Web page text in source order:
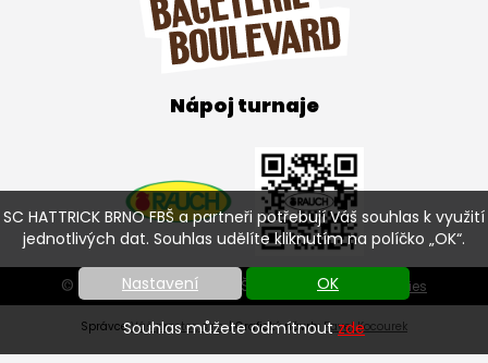
SC HATTRICK BRNO FBŠ a partneři potřebují Váš souhlas k využití
jednotlivých dat. Souhlas udělíte kliknutím na políčko „OK“.
Nastavení OK
Souhlas můžete odmítnoutzde
Nápoj turnaje
© SC HATTRICK BRNO FBŠ 2026 | Nastavení cookies
SprávceVáš prostor, s.r.o.| Grafický návrh: Pavel Kocourek